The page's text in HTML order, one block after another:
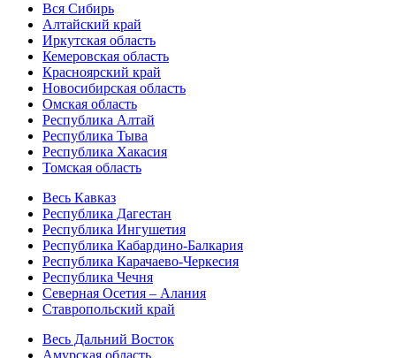
Вся Сибирь
Алтайский край
Иркутская область
Кемеровская область
Красноярский край
Новосибирская область
Омская область
Республика Алтай
Республика Тыва
Республика Хакасия
Томская область
Весь Кавказ
Республика Дагестан
Республика Ингушетия
Республика Кабардино-Балкария
Республика Карачаево-Черкесия
Республика Чечня
Северная Осетия – Алания
Ставропольский край
Весь Дальний Восток
Амурская область